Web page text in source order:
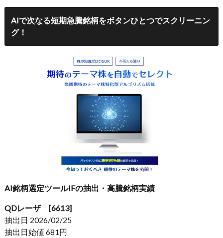
AIで次なる短期急騰銘柄をボタンひとつでスクリーニン
グ！
AI銘柄選定ツールIFの抽出・高騰銘柄実績
QDレーザ [6613]
抽出日 2026/02/25
抽出日始値 681円